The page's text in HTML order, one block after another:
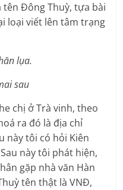
Đông Thuỳ, tựa bài
loại viết lên tâm trạng
lụa.
sau
chị ở Trà vinh, theo
ra đó là địa chỉ
này tôi có hỏi Kiên
này tôi phát hiện,
gặp nhà văn Hàn
tên thật là VNĐ,